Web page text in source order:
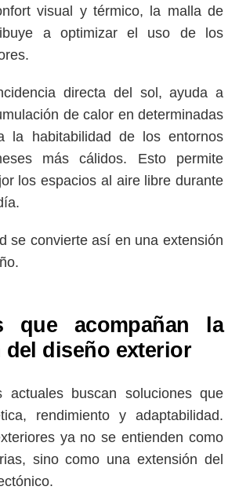
visual y térmico, la malla de
a optimizar el uso de los
directa del sol, ayuda a
de calor en determinadas
la habitabilidad de los entornos
más cálidos. Esto permite
los espacios al aire libre durante
se convierte así en una extensión
que acompañan la
diseño exterior
actuales buscan soluciones que
rendimiento y adaptabilidad.
ya no se entienden como
sino como una extensión del